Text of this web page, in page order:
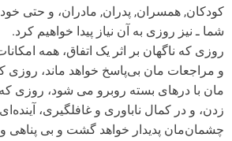
کودکان, همسران, پدران, مادران، و حتی
شما ـ نیز روزی به آن نیاز پیدا خواهیم کرد.
روزی که ناگهان بر اثر یک اتفاق، همه
و مراجعات مان بی‌پاسخ خواهد ماند،
مان با درهای بسته روبرو می شود، روزی
زدن، و در کمال ناباوری و غافلگیری،
چشمان‌مان پدیدار خواهد گشت و بی پناهی